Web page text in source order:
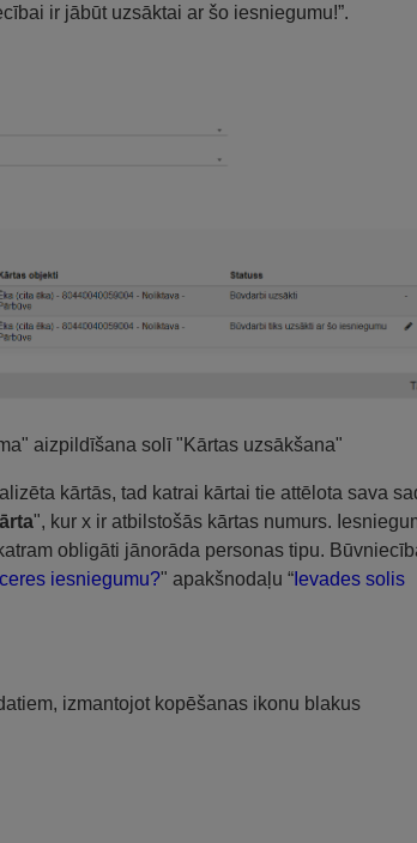
ir jābūt uzsāktai ar šo iesniegumu!”.
aizpildīšana solī "Kārtas uzsākšana"
kārtās, tad katrai kārtai tie attēlota sava
", kur x ir atbilstošās kārtas numurs.
obligāti jānorāda personas tipu.
iesniegumu?" apakšnodaļu “ Ievades solis
izmantojot kopēšanas ikonu blakus